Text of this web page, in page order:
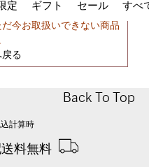
定 ギフト セール すべ
せん。
今お取扱いできない商品
る
Back To Top
計算時
料無料